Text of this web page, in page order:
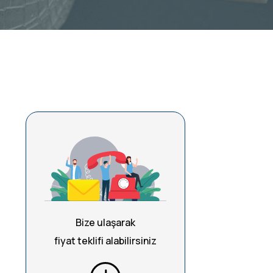
Bize ulaşarak
fiyat teklifi alabilirsiniz